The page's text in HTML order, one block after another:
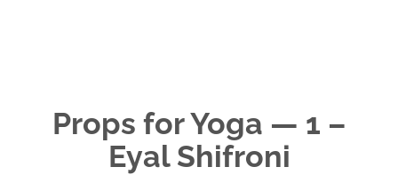
Props for Yoga — 1 –
Eyal Shifroni